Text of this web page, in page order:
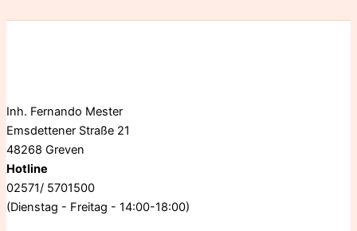
Inh. Fernando Mester
Emsdettener Straße 21
48268 Greven
Hotline
02571/ 5701500
(Dienstag - Freitag - 14:00-18:00)